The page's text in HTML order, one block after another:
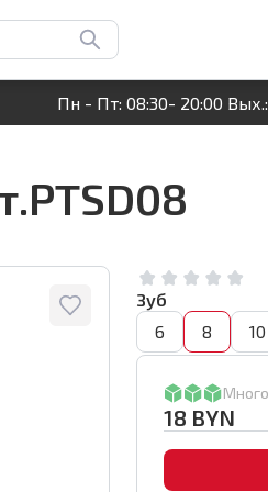
Пн - Пт: 08:30- 20:00
Зуб
6
8 10
Много
18 BYN